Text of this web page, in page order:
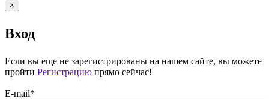
×
Вход
Если вы еще не зарегистрированы на нашем сайте, вы можете
пройти Регистрацию прямо сейчас!
E-mail*